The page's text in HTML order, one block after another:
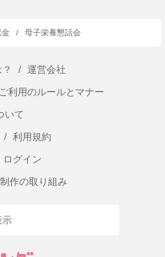
金 / 母子栄養懇話会
/
運営会社
ご利用のルールとマナー
いて
/
利用規約
ログイン
作の取り組み
示